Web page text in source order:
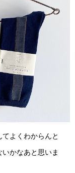
よくわからんと
かなあと思いま